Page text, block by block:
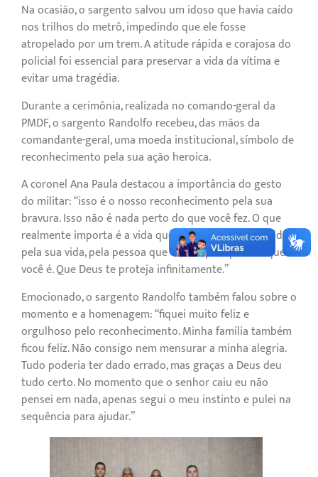
Na ocasião, o sargento salvou um idoso que havia caído
nos trilhos do metrô, impedindo que ele fosse
atropelado por um trem. A atitude rápida e corajosa do
policial foi essencial para preservar a vida da vítima e
evitar uma tragédia.
Durante a cerimônia, realizada no comando-geral da
PMDF, o sargento Randolfo recebeu, das mãos da
comandante-geral, uma moeda institucional, símbolo de
reconhecimento pela sua ação heroica.
A coronel Ana Paula destacou a importância do gesto
do militar: “isso é o nosso reconhecimento pela sua
bravura. Isso não é nada perto do que você fez. O que
realmente importa é a vida que você salvou e a gratidão
pela sua vida, pela pessoa que você é, pelo policial que
você é. Que Deus te proteja infinitamente.”
Emocionado, o sargento Randolfo também falou sobre o
momento e a homenagem: “fiquei muito feliz e
orgulhoso pelo reconhecimento. Minha família também
ficou feliz. Não consigo nem mensurar a minha alegria.
Tudo poderia ter dado errado, mas graças a Deus deu
tudo certo. No momento que o senhor caiu eu não
pensei em nada, apenas segui o meu instinto e pulei na
sequência para ajudar.”